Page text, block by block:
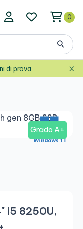
0
di prova ×
Grado A+
i5 8250U,